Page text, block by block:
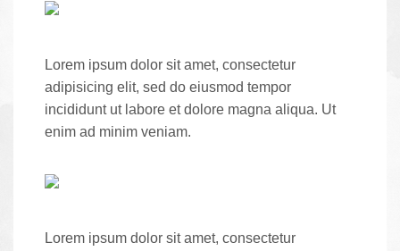
Lorem ipsum dolor sit amet, consectetur
adipisicing elit, sed do eiusmod tempor
incididunt ut labore et dolore magna aliqua. Ut
enim ad minim veniam.
Lorem ipsum dolor sit amet, consectetur